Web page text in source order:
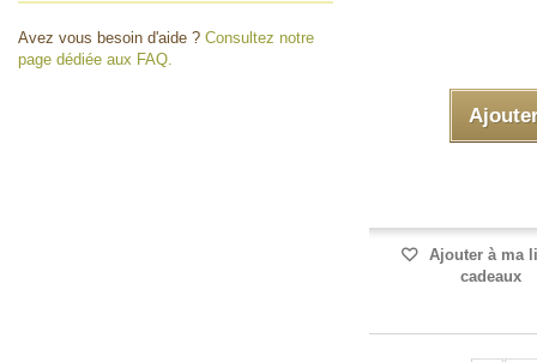
Avez vous besoin d'aide ? Consultez notre
page dédiée aux FAQ.
Ajouter à ma
cadeaux